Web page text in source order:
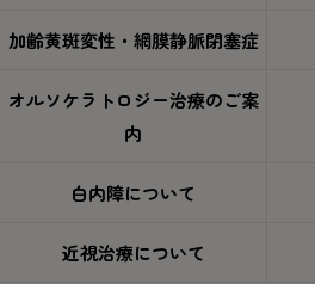
加齢黄斑変性・網膜静脈閉塞症
オルソケラトロジー治療のご案
内
白内障について
近視治療について